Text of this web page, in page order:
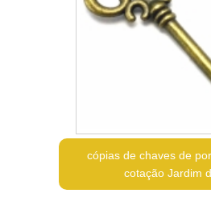
cópias de chaves de
cotação Jardim